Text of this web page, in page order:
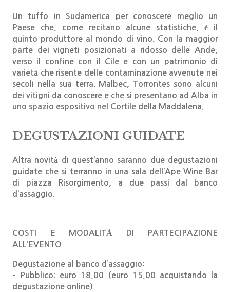
Un tuffo in Sudamerica per conoscere meglio un
Paese che, come recitano alcune statistiche, è il
quinto produttore al mondo di vino. Con la maggior
parte dei vigneti posizionati a ridosso delle Ande,
verso il confine con il Cile e con un patrimonio di
varietà che risente delle contaminazione avvenute nei
secoli nella sua terra. Malbec, Torrontes sono alcuni
dei vitigni da conoscere e che si presentano ad Alba in
uno spazio espositivo nel Cortile della Maddalena.
DEGUSTAZIONI GUIDATE
Altra novità di quest’anno saranno due degustazioni
guidate che si terranno in una sala dell’Ape Wine Bar
di piazza Risorgimento, a due passi dal banco
d’assaggio.
COSTI E MODALITÀ DI PARTECIPAZIONE
ALL’EVENTO
Degustazione al banco d’assaggio:
– Pubblico: euro 18,00 (euro 15,00 acquistando la
degustazione online)